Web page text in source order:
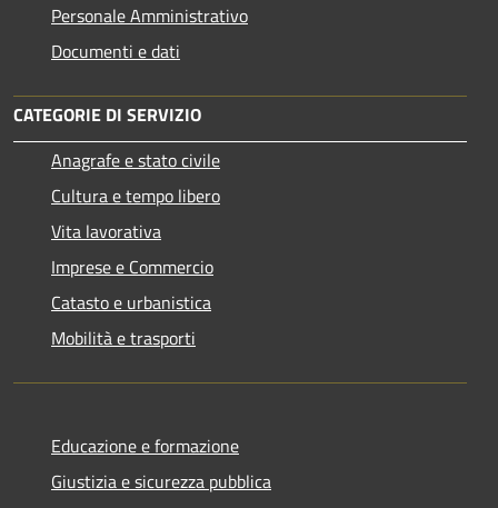
Personale Amministrativo
Documenti e dati
CATEGORIE DI SERVIZIO
Anagrafe e stato civile
Cultura e tempo libero
Vita lavorativa
Imprese e Commercio
Catasto e urbanistica
Mobilità e trasporti
Educazione e formazione
Giustizia e sicurezza pubblica